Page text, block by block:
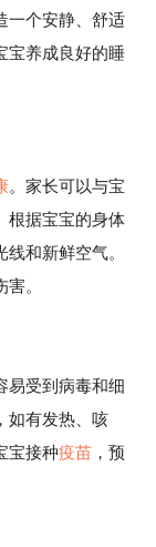
一个安静、舒适
宝养成良好的睡
。家长可以与宝
根据宝宝的身体
和新鲜空气。
。
易受到病毒和细
如有发热、咳
宝接种疫苗 ，预